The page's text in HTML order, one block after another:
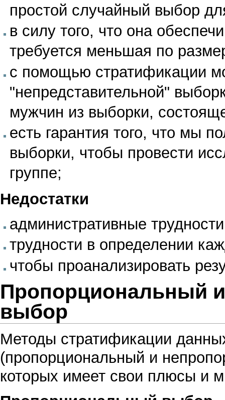
простой случайный выбор
в силу того, что она
требуется меньшая по
с помощью стратификации
"непредставительной"
мужчин из выборки,
есть гарантия того, что мы
выборки, чтобы провести
группе;
Недостатки
административные
трудности в определении
чтобы проанализировать
Пропорциональный
выбор
Методы стратификации
(пропорциональный и
которых имеет свои плюсы и